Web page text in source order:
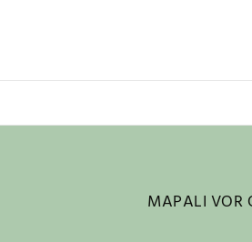
MAPALI VOR